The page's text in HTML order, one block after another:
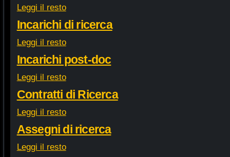
Leggi il resto
Incarichi di ricerca
Leggi il resto
Incarichi post-doc
Leggi il resto
Contratti di Ricerca
Leggi il resto
Assegni di ricerca
Leggi il resto